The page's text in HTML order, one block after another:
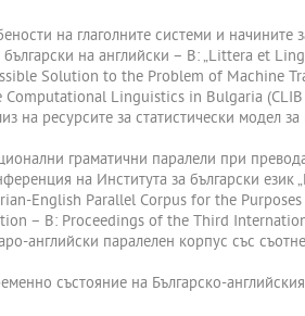
на глаголните системи и
на английски – В: „Littera et
Solution to the Problem of
Computational Linguistics in Bulgaria
на ресурсите за статистически модел
граматични паралели при
на Института за български
English Parallel Corpus for the
– В: Proceedings of the Third
английски паралелен корпус със
състояние на Българско-